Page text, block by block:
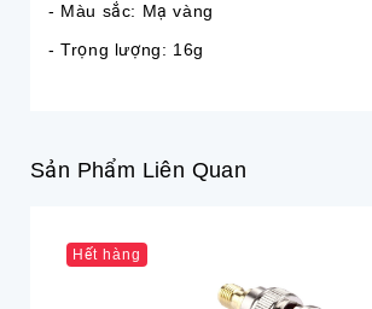
- Màu sắc: Mạ vàng
- Trọng lượng: 16g
Sản Phẩm Liên Quan
Hết hàng